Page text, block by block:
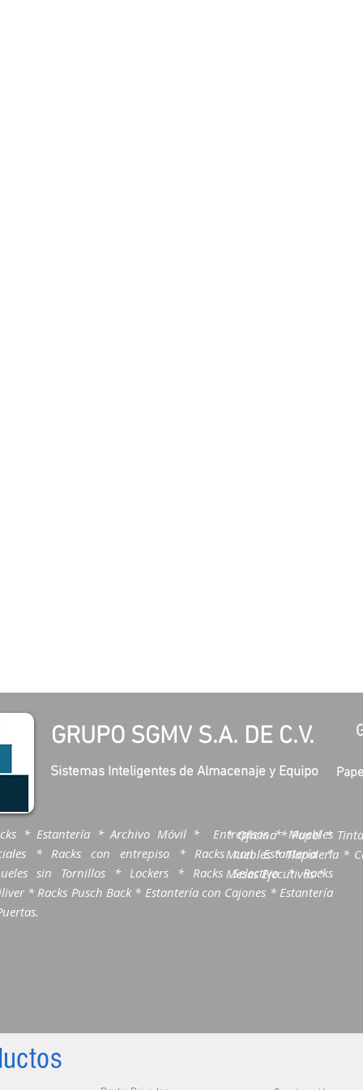
GRUPO SGMV S.A. DE C.V.
Sistemas Inteligentes de Almacenaje y Equipo
* Estantería * Archivo Móvil * Entrepisos * Muebles
* Racks con entrepiso * Racks con Estantería *
sin Tornillos * Lockers * Racks Selectivo * Racks
* Racks Pusch Back * Estantería con Cajones * Estantería
* Oficina * Papel *
Muebles * Tlapalería *
Mesas Ejecutivas *